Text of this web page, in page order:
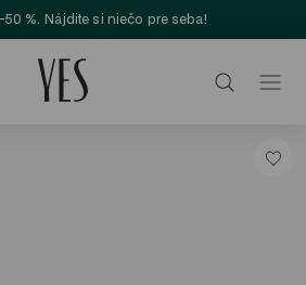
%. Nájdite si niečo pre seba!